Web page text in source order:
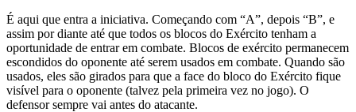
É aqui que entra a iniciativa. Começando com “A”, depois “B”, e
assim por diante até que todos os blocos do Exército tenham a
oportunidade de entrar em combate. Blocos de exército permanecem
escondidos do oponente até serem usados ​​em combate. Quando são
usados, eles são girados para que a face do bloco do Exército fique
visível para o oponente (talvez pela primeira vez no jogo). O
defensor sempre vai antes do atacante.